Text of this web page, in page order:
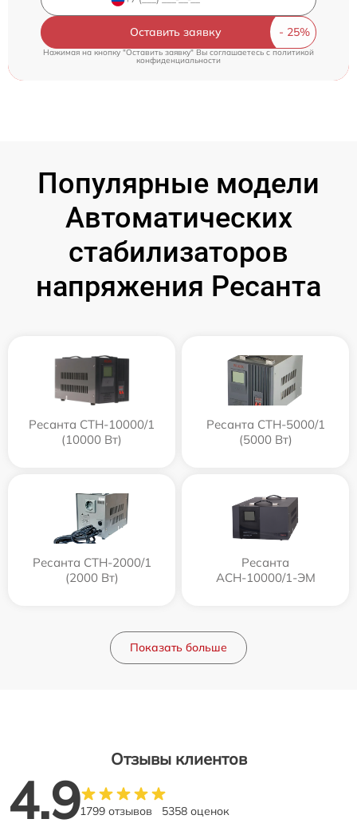
Оставить заявку
Нажимая на кнопку "Оставить заявку" Вы соглашаетесь cполитикой
конфиденциальности
Популярные модели
Автоматических
стабилизаторов
напряжения Ресанта
Ресанта СТН-10000/1
(10000 Вт)
Ресанта СТН-5000/1
(5000 Вт)
Ресанта СТН-2000/1
(2000 Вт)
Ресанта
АСН-10000/1-ЭМ
Показать больше
Отзывы клиентов
4.91799 отзывов 5358 оценок